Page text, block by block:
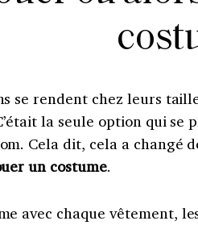
se rendent chez leurs
la seule option qui se
Cela dit, cela a changé
un costume.
avec chaque vêtement,